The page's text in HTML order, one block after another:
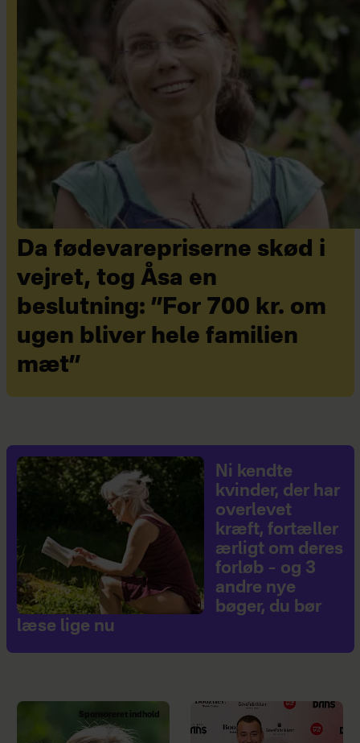
Da fødevarepriserne skød i
vejret, tog Åsa en
beslutning: ”For 700 kr. om
ugen bliver hele familien
mæt”
Ni kendte
kvinder, der har
overlevet
kræft, fortæller
ærligt om deres
forløb – og 3
andre nye
bøger, du bør
læse lige nu
Sponsoreret indhold